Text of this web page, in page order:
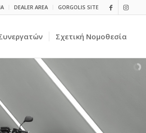
DEALER AREA GORGOLIS SITE
Σχετική Nομοθεσία